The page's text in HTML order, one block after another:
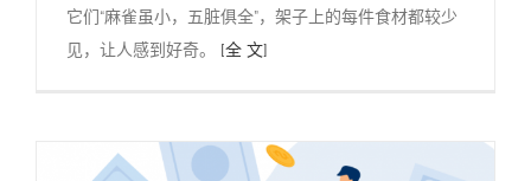
它们“麻雀虽小，五脏俱全”，架子上的每件食材都较少
见，让人感到好奇。 [全 文]